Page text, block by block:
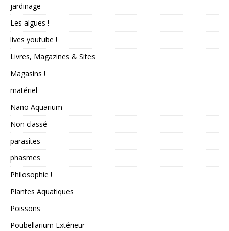
jardinage
Les algues !
lives youtube !
Livres, Magazines & Sites
Magasins !
matériel
Nano Aquarium
Non classé
parasites
phasmes
Philosophie !
Plantes Aquatiques
Poissons
Poubellarium Extérieur